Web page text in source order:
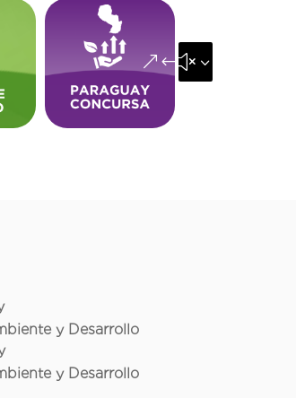
&#x35;
y Desarrollo
y Desarrollo